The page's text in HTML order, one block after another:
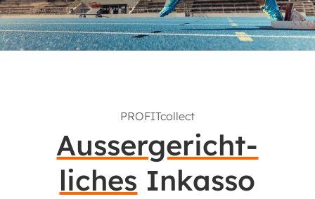
PROFITcollect
Aussergericht-
liches Inkasso